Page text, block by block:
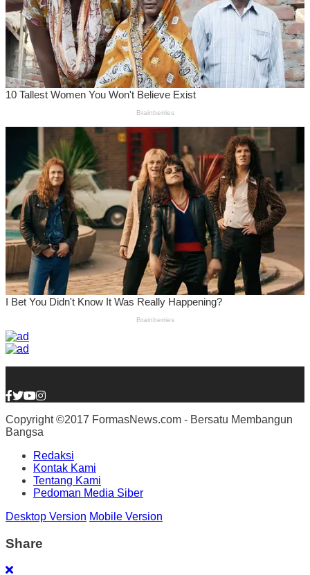
Copyright ©2017 FormasNews.com - Bersatu Membangun
Bangsa
Redaksi
Kontak Kami
Tentang Kami
Pedoman Media Siber
Desktop Version Mobile Version
Share